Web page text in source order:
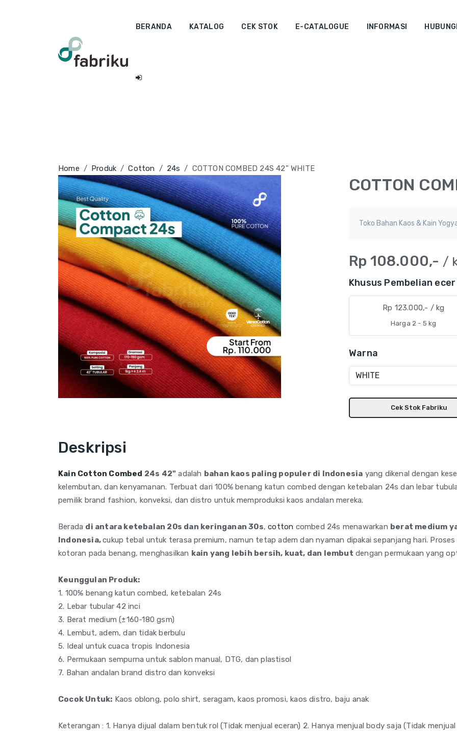
BERANDA KATALOG CEK STOK E-CATALOGUE INFORMASI
Home Produk Cotton 24s COTTON COMBED 24S 42" WHITE
COTTON
Rp 108.000,- /
Khusus Pembelian ecer
Rp 123.000,- / kg
Harga 2 - 5 kg
Warna
Cek Stok Fabriku
Deskripsi
Kain Cotton Combed 24s 42" adalah bahan kaos paling populer di Indonesia yang dikenal dengan
kelembutan, dan kenyamanan. Terbuat dari 100% benang katun combed dengan ketebalan 24s dan lebar
pemilik brand fashion, konveksi, dan distro untuk memproduksi kaos andalan mereka.
Berada di antara ketebalan 20s dan keringanan 30s,cotton combed 24s menawarkan berat medium
Indonesia,cukup tebal untuk terasa premium, namun tetap adem dan nyaman dipakai sepanjang hari.
kotoran pada benang, menghasilkan kain yang lebih bersih, kuat, dan lembut dengan permukaan yang
Keunggulan Produk:
1. 100% benang katun combed, ketebalan 24s
2. Lebar tubular 42 inci
3. Berat medium (±160-180 gsm)
4. Lembut, adem, dan tidak berbulu
5. Ideal untuk cuaca tropis Indonesia
6. Permukaan sempurna untuk sablon manual, DTG, dan plastisol
7. Bahan andalan brand distro dan konveksi
Cocok Untuk: Kaos oblong, polo shirt, seragam, kaos promosi, kaos distro, baju anak
Keterangan : 1. Hanya dijual dalam bentuk rol (Tidak menjual eceran) 2. Hanya menjual body saja (Tidak